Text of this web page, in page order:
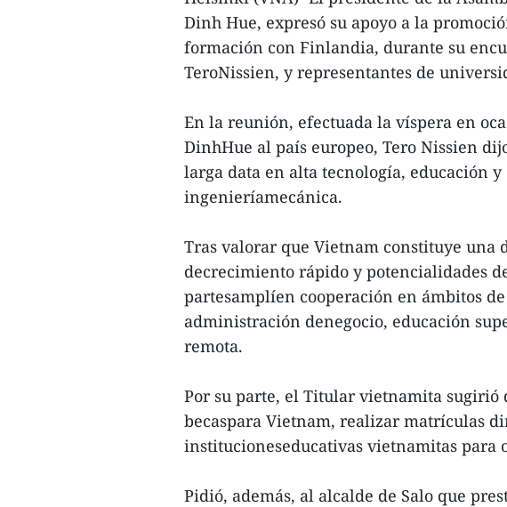
Dinh Hue, expresó su apoyo a la
formación con Finlandia, durante su
TeroNissien, y representantes de
En la reunión, efectuada la víspera en
DinhHue al país europeo, Tero Nissien
larga data en alta tecnología, educación y
ingenieríamecánica.
Tras valorar que Vietnam constituye una
decrecimiento rápido y potencialidades
partesamplíen cooperación en ámbitos
administración denegocio, educación
remota.
Por su parte, el Titular vietnamita sugirió
becaspara Vietnam, realizar matrículas
institucioneseducativas vietnamitas para
Pidió, además, al alcalde de Salo que